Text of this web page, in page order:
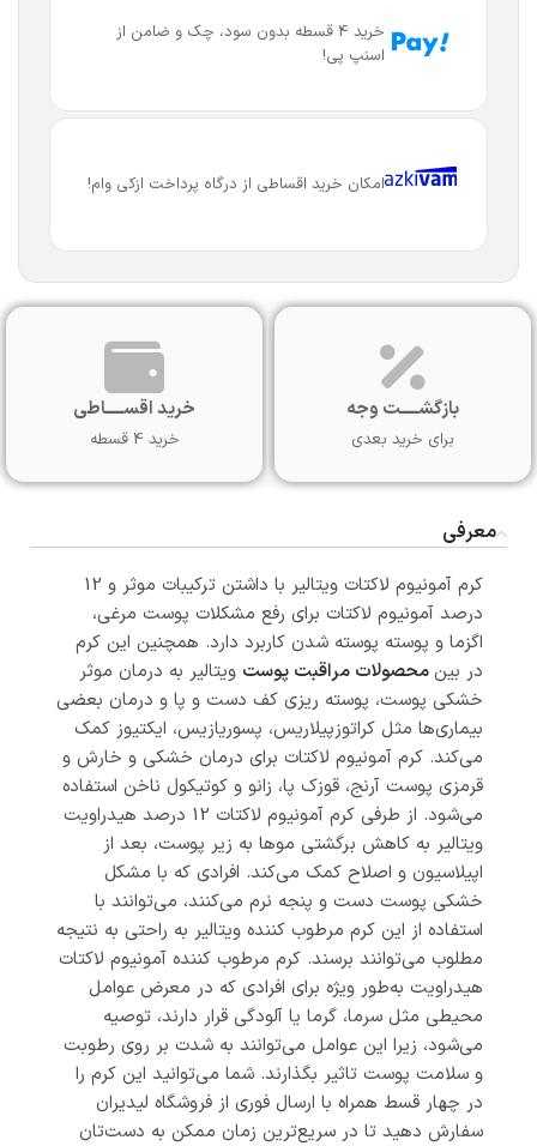
خرید 4 قسطه بدون سود، چک و ضامن از
اسنپ پی!
امکان خرید اقساطی از درگاه پرداخت ازکی وام!
بازگشـــــت وجه
برای خرید بعدی
خرید اقســـــاطی
خرید 4 قسطه
معرفی
کرم آمونیوم لاکتات ویتالیر با داشتن ترکیبات موثر و 12
درصد آمونیوم لاکتات برای رفع مشکلات پوست مرغی،
اگزما و پوسته پوسته شدن کاربرد دارد. همچنین این کرم
در بینمحصولات مراقبت پوست ویتالیر به درمان موثر
خشکی پوست، پوسته ریزی کف دست و پا و درمان بعضی
بیماری‌ها مثل کراتوزپیلاریس، پسوریازیس، ایکتیوز کمک
می‌کند. کرم آمونیوم لاکتات برای درمان خشکی و خارش و
قرمزی پوست آرنج، قوزک پا، زانو و کوتیکول ناخن استفاده
می‌شود. از طرفی کرم آمونیوم لاکتات 12 درصد هیدراویت
ویتالیر به کاهش برگشتی موها به زیر پوست، بعد از
اپیلاسیون و اصلاح کمک می‌کند. افرادی که با مشکل
خشکی پوست دست و پنجه نرم می‌کنند، می‌توانند با
استفاده از این کرم مرطوب کننده ویتالیر به راحتی به نتیجه
مطلوب می‌توانند برسند. کرم مرطوب کننده آمونیوم لاکتات
هیدراویت به‌طور ویژه برای افرادی که در معرض عوامل
محیطی مثل سرما، گرما یا آلودگی قرار دارند، توصیه
می‌شود، زیرا این عوامل می‌توانند به شدت بر روی رطوبت
و سلامت پوست تاثیر بگذارند. شما می‌توانید این کرم را
در چهار قسط همراه با ارسال فوری از فروشگاه لیدیران
سفارش دهید تا در سریع‌ترین زمان ممکن به دست‌تان